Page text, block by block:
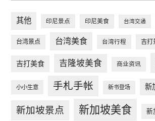
其他 印尼景点 印尼美食 台湾交通
台湾景点 台湾美食 台湾行程 吉打
吉打美食 吉隆坡美食 商业资讯
小小生意 手札手帐 新书登场 新
新加坡景点 新加坡美食 新